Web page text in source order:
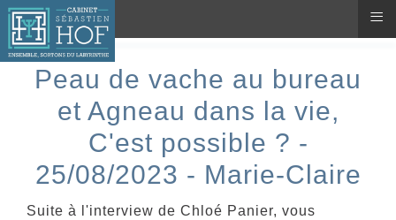
Peau de vache au bureau
et Agneau dans la vie,
C'est possible ? -
25/08/2023 - Marie-Claire
Suite à l'interview de Chloé Panier, vous
≡